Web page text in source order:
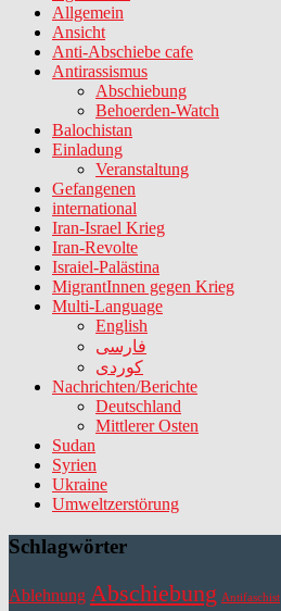
Allgemein
Ansicht
Anti-Abschiebe cafe
Antirassismus
Abschiebung
Behoerden-Watch
Balochistan
Einladung
Veranstaltung
Gefangenen
international
Iran-Israel Krieg
Iran-Revolte
Israiel-Palästina
MigrantInnen gegen Krieg
Multi-Language
English
فارسی
کوردی
Nachrichten/Berichte
Deutschland
Mittlerer Osten
Sudan
Syrien
Ukraine
Umweltzerstörung
Schlagwörter
Ablehnung Abschiebung Antifaschist